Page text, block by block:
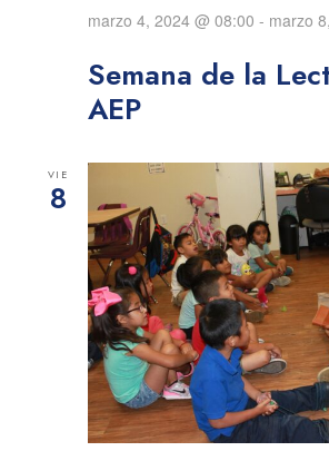
Semana de la
AEP
marzo 4, 2024 @ 08:00 - marzo
VIE
8